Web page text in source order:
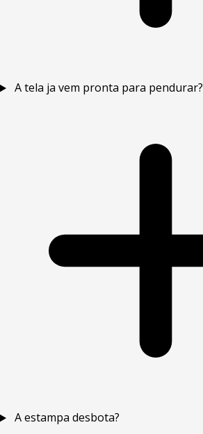
A tela ja vem pronta para pendurar?
A estampa desbota?